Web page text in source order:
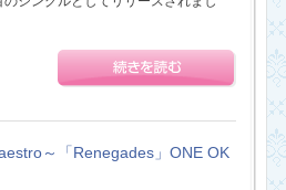
～「Renegades」ONE OK